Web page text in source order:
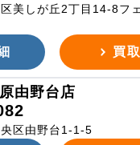
美しが丘2丁目14-8フ
買
由野台店
区由野台1-1-5